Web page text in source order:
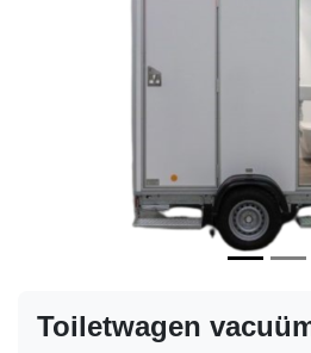
Toiletwagen